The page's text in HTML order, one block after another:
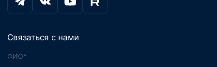
Связаться с нами